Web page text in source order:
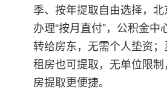
季、按年提取自由选择，
办理“按月直付”，公积金
转给房东，无需个人垫资
租房也可提取，无单位限
房提取更便捷。